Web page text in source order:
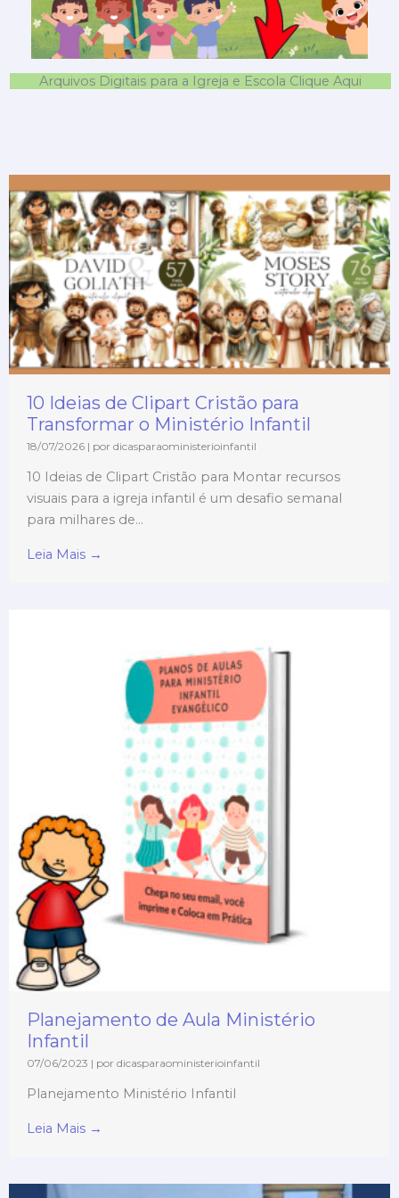
Arquivos Digitais para a Igreja e Escola Clique Aqui
10 Ideias de Clipart Cristão para
Transformar o Ministério Infantil
18/07/2026 | por dicasparaoministerioinfantil
10 Ideias de Clipart Cristão para Montar recursos
visuais para a igreja infantil é um desafio semanal
para milhares de...
Leia Mais →
Planejamento de Aula Ministério
Infantil
07/06/2023 | por dicasparaoministerioinfantil
Planejamento Ministério Infantil
Leia Mais →